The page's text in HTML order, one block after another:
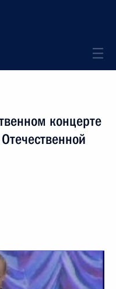
концерте